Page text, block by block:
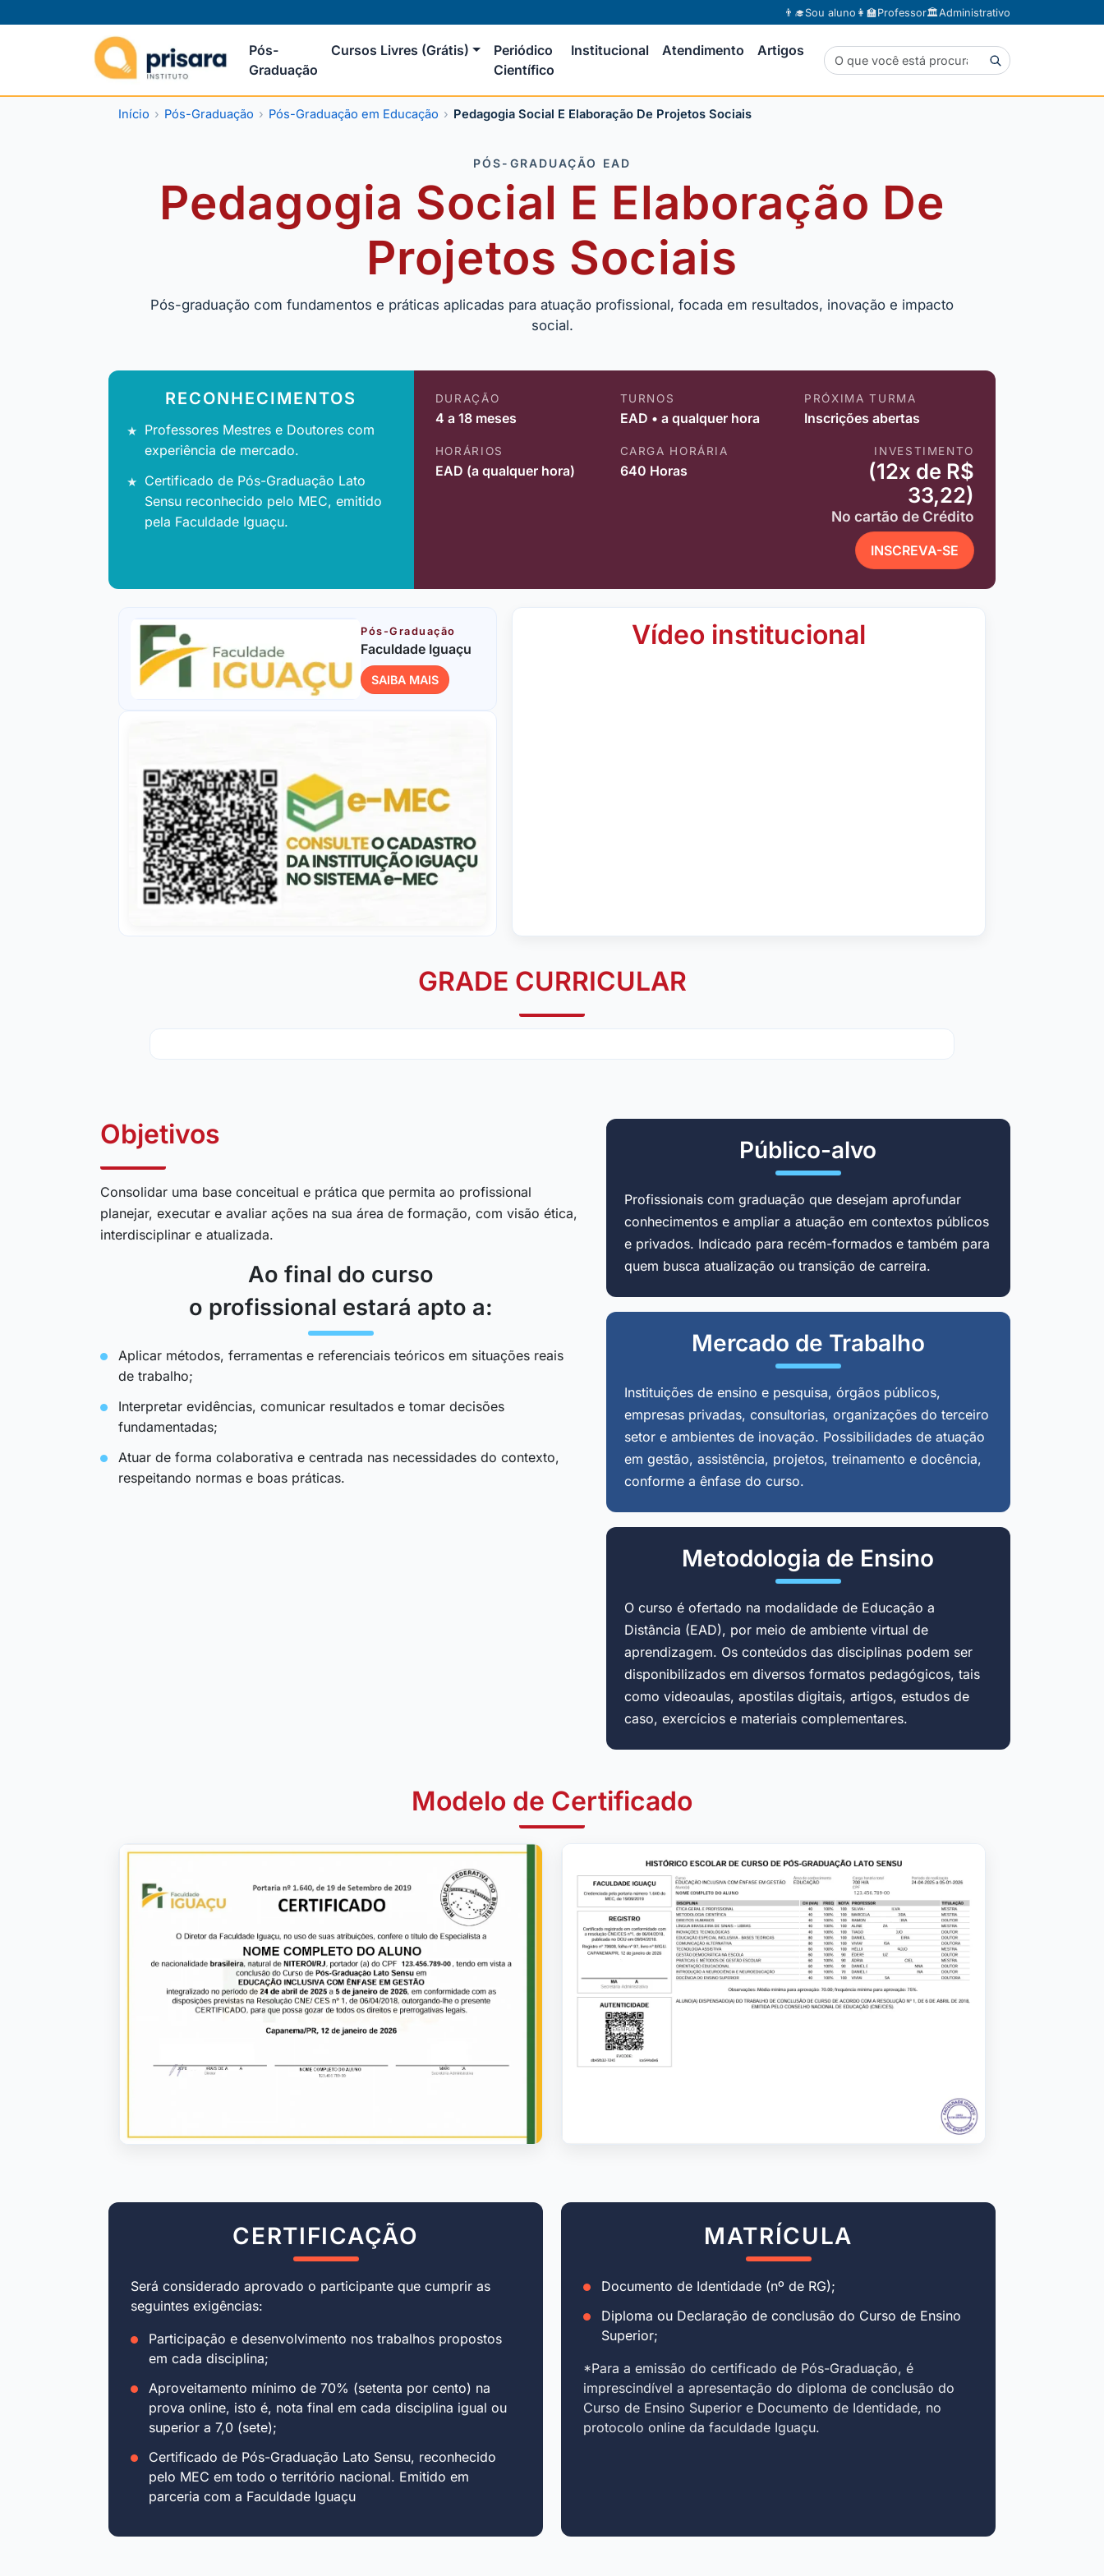
👨‍🎓Sou aluno 👩‍🏫Professor🏛️Administrativo
Pós-
Graduação
Cursos Livres (Grátis)
Periódico
Científico
Institucional Atendimento Artigos
Início Pós-Graduação Pós-Graduação em Educação Pedagogia Social E Elaboração De Projetos Sociais
PÓS-GRADUAÇÃO EAD
Pedagogia Social E Elaboração De
Projetos Sociais
Pós-graduação com fundamentos e práticas aplicadas para atuação profissional, focada em resultados, inovação e impacto
social.
RECONHECIMENTOS
Professores Mestres e Doutores com
experiência de mercado.
Certificado de Pós-Graduação Lato
Sensu reconhecido pelo MEC, emitido
pela Faculdade Iguaçu.
DURAÇÃO
4 a 18 meses
TURNOS
EAD • a qualquer hora
PRÓXIMA TURMA
Inscrições abertas
HORÁRIOS
EAD (a qualquer hora)
CARGA HORÁRIA
640 Horas
INVESTIMENTO
(12x de R$
33,22)
No cartão de Crédito
INSCREVA-SE
Pós-Graduação
Faculdade Iguaçu
SAIBA MAIS
Vídeo institucional
GRADE CURRICULAR
Objetivos
Consolidar uma base conceitual e prática que permita ao profissional
planejar, executar e avaliar ações na sua área de formação, com visão ética,
interdisciplinar e atualizada.
Ao final do curso
o profissional estará apto a:
Aplicar métodos, ferramentas e referenciais teóricos em situações reais
de trabalho;
Interpretar evidências, comunicar resultados e tomar decisões
fundamentadas;
Atuar de forma colaborativa e centrada nas necessidades do contexto,
respeitando normas e boas práticas.
Público-alvo
Profissionais com graduação que desejam aprofundar
conhecimentos e ampliar a atuação em contextos públicos
e privados. Indicado para recém-formados e também para
quem busca atualização ou transição de carreira.
Mercado de Trabalho
Instituições de ensino e pesquisa, órgãos públicos,
empresas privadas, consultorias, organizações do terceiro
setor e ambientes de inovação. Possibilidades de atuação
em gestão, assistência, projetos, treinamento e docência,
conforme a ênfase do curso.
Metodologia de Ensino
O curso é ofertado na modalidade de Educação a
Distância (EAD), por meio de ambiente virtual de
aprendizagem. Os conteúdos das disciplinas podem ser
disponibilizados em diversos formatos pedagógicos, tais
como videoaulas, apostilas digitais, artigos, estudos de
caso, exercícios e materiais complementares.
Modelo de Certificado
CERTIFICAÇÃO
Será considerado aprovado o participante que cumprir as
seguintes exigências:
Participação e desenvolvimento nos trabalhos propostos
em cada disciplina;
Aproveitamento mínimo de 70% (setenta por cento) na
prova online, isto é, nota final em cada disciplina igual ou
superior a 7,0 (sete);
Certificado de Pós-Graduação Lato Sensu, reconhecido
pelo MEC em todo o território nacional. Emitido em
parceria com a Faculdade Iguaçu
MATRÍCULA
Documento de Identidade (nº de RG);
Diploma ou Declaração de conclusão do Curso de Ensino
Superior;
*Para a emissão do certificado de Pós-Graduação, é
imprescindível a apresentação do diploma de conclusão do
Curso de Ensino Superior e Documento de Identidade, no
protocolo online da faculdade Iguaçu.